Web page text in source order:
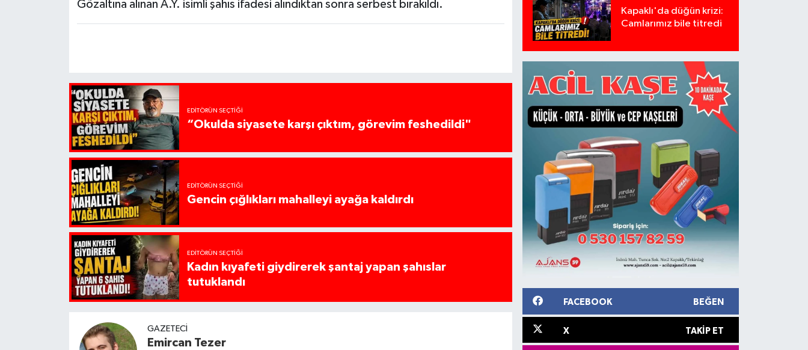
Gözaltına alınan A.Y. isimli şahıs ifadesi alındıktan sonra serbest bırakıldı.
EDITÖRÜN SEÇTIĞI
“Okulda siyasete karşı çıktım, görevim feshedildi"
EDITÖRÜN SEÇTIĞI
Gencin çığlıkları mahalleyi ayağa kaldırdı
EDITÖRÜN SEÇTIĞI
Kadın kıyafeti giydirerek şantaj yapan şahıslar
tutuklandı
GAZETECI
Emircan Tezer
Kapaklı'da düğün krizi:
Camlarımız bile titredi
FACEBOOK BEĞEN
X TAKIP ET